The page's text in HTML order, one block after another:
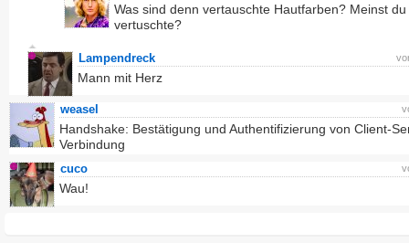
Was sind denn vertauschte Hautfarben? Meinst du
vertuschte?
Lampendreck
Mann mit Herz
weasel
Handshake: Bestätigung und Authentifizierung von Client-
Verbindung
cuco
Wau!